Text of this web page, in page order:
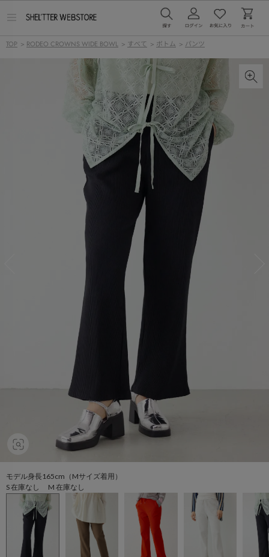
ー
TOP > RODEO CROWNS WIDE BOWL > すべて > ボトム > パンツ
モデル身長165cm（Mサイズ着用）
S 在庫なし M 在庫なし